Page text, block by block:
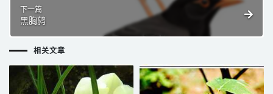
下一篇
黑胸鸫
相关文章